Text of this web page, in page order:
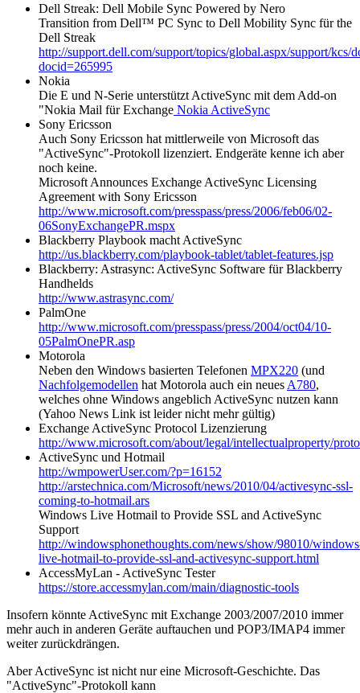
Dell Streak: Dell Mobile Sync Powered by Nero
Transition from Dell™ PC Sync to Dell Mobility Sync für the
Dell Streak
http://support.dell.com/support/topics/global.aspx/support/kcs/
docid=265995
Nokia
Die E und N-Serie unterstützt ActiveSync mit dem Add-on
"Nokia Mail für Exchange Nokia ActiveSync
Sony Ericsson
Auch Sony Ericsson hat mittlerweile von Microsoft das
"ActiveSync"-Protokoll lizenziert. Endgeräte kenne ich aber
noch keine.
Microsoft Announces Exchange ActiveSync Licensing
Agreement with Sony Ericsson
http://www.microsoft.com/presspass/press/2006/feb06/02-
06SonyExchangePR.mspx
Blackberry Playbook macht ActiveSync
http://us.blackberry.com/playbook-tablet/tablet-features.jsp
Blackberry: Astrasync: ActiveSync Software für Blackberry
Handhelds
http://www.astrasync.com/
PalmOne
http://www.microsoft.com/presspass/press/2004/oct04/10-
05PalmOnePR.asp
Motorola
Neben den Windows basierten Telefonen MPX220 (und
Nachfolgemodellen hat Motorola auch ein neues A780,
welches ohne Windows angeblich ActiveSync nutzen kann
(Yahoo News Link ist leider nicht mehr gültig)
Exchange ActiveSync Protocol Lizenzierung
http://www.microsoft.com/about/legal/intellectualproperty/
ActiveSync und Hotmail
http://wmpowerUser.com/?p=16152
http://arstechnica.com/Microsoft/news/2010/04/activesync-ssl-
coming-to-hotmail.ars
Windows Live Hotmail to Provide SSL and ActiveSync
Support
http://windowsphonethoughts.com/news/show/98010/
live-hotmail-to-provide-ssl-and-activesync-support.html
AccessMyLan - ActiveSync Tester
https://store.accessmylan.com/main/diagnostic-tools
Insofern könnte ActiveSync mit Exchange 2003/2007/2010 immer
mehr auch in anderen Geräte auftauchen und POP3/IMAP4 immer
weiter zurückdrängen.
Aber ActiveSync ist nicht nur eine Microsoft-Geschichte. Das
"ActiveSync"-Protokoll kann